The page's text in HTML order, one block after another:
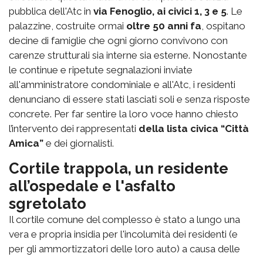
pubblica dell'Atc in via Fenoglio, ai civici 1, 3 e 5. Le
palazzine, costruite ormai oltre 50 anni fa, ospitano
decine di famiglie che ogni giorno convivono con
carenze strutturali sia interne sia esterne. Nonostante
le continue e ripetute segnalazioni inviate
all'amministratore condominiale e all'Atc, i residenti
denunciano di essere stati lasciati soli e senza risposte
concrete. Per far sentire la loro voce hanno chiesto
l’intervento dei rappresentati della lista civica “Città
Amica” e dei giornalisti.
Cortile trappola, un residente
all’ospedale e l'asfalto
sgretolato
Il cortile comune del complesso è stato a lungo una
vera e propria insidia per l'incolumità dei residenti (e
per gli ammortizzatori delle loro auto) a causa delle